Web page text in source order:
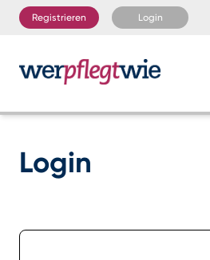
Registrieren Login
Login